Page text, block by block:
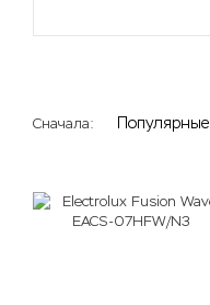
Сначала: Популярные